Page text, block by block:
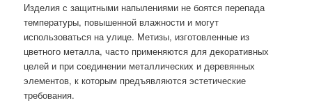
Изделия с защитными напылениями не боятся перепада
температуры, повышенной влажности и могут
использоваться на улице. Метизы, изготовленные из
цветного металла, часто применяются для декоративных
целей и при соединении металлических и деревянных
элементов, к которым предъявляются эстетические
требования.